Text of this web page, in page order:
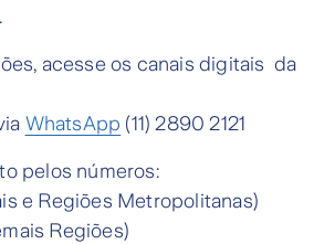
acesse os canais digitais da
WhatsApp (11) 2890 2121
pelos números:
e Regiões Metropolitanas)
Regiões)